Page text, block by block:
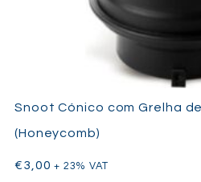
Snoot Cónico com Grelha
(Honeycomb)
€3,00 + 23% VAT